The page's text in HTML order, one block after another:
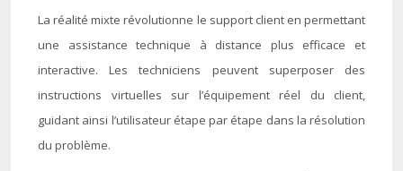
La réalité mixte révolutionne le support client en permettant
une assistance technique à distance plus efficace et
interactive. Les techniciens peuvent superposer des
instructions virtuelles sur l’équipement réel du client,
guidant ainsi l’utilisateur étape par étape dans la résolution
du problème.